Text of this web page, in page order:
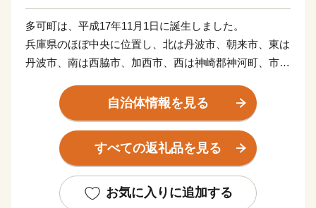
多可町は、平成17年11月1日に誕生しました。
兵庫県のほぼ中央に位置し、北は丹波市、朝来市、東は
丹波市、南は西脇市、加西市、西は神崎郡神河町、市川
東西13km、南北27km、総面積185.19km2を有し、直線
距離で神戸まで約45km、大阪まで約70kmの距離にあり
地勢的には、周囲を中国山地の山々に囲まれ、杉原川、
舞う幻想的な風景が楽しめる多自然居住の魅力あふれる
自治体情報を見る
すべての返礼品を見る
お気に入りに追加する